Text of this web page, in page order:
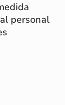
personal